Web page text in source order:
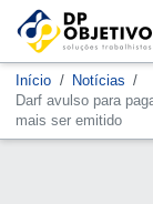
Início
Notícias
Darf avulso para
mais ser emitido